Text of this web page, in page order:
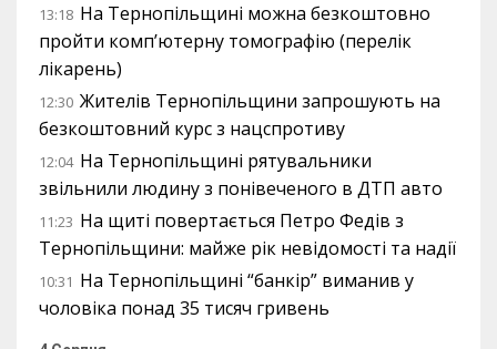
13:18 На Тернопільщині можна безкоштовно
пройти комп’ютерну томографію (перелік
лікарень)
12:30 Жителів Тернопільщини запрошують на
безкоштовний курс з нацспротиву
12:04 На Тернопільщині рятувальники
звільнили людину з понівеченого в ДТП авто
11:23 На щиті повертається Петро Федів з
Тернопільщини: майже рік невідомості та надії
10:31 На Тернопільщині “банкір” виманив у
чоловіка понад 35 тисяч гривень